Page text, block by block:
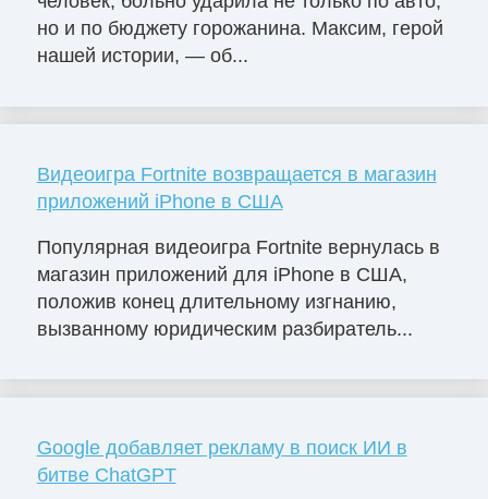
но и по бюджету горожанина. Максим, герой
нашей истории, — об...
Видеоигра Fortnite возвращается в магазин
приложений iPhone в США
Популярная видеоигра Fortnite вернулась в
магазин приложений для iPhone в США,
положив конец длительному изгнанию,
вызванному юридическим разбиратель...
Google добавляет рекламу в поиск ИИ в
битве ChatGPT